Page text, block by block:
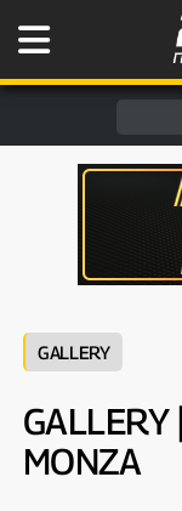
GALLERY
MONZA